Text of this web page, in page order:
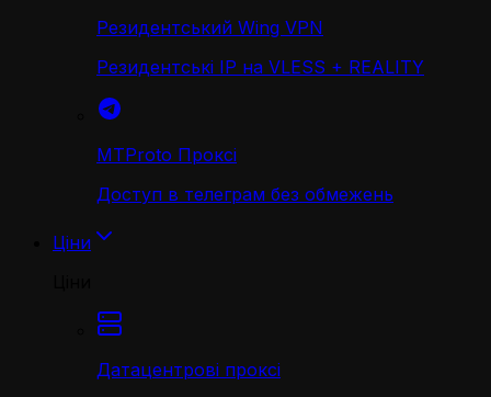
Резидентський Wing VPN
Резидентські IP на VLESS + REALITY
MTProto Проксі
Доступ в телеграм без обмежень
Ціни
Датацентрові проксі